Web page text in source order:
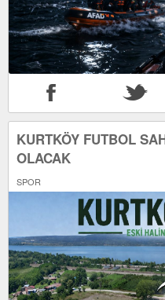
KURTKÖY FUTBOL
OLACAK
SPOR